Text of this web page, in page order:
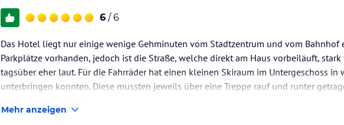
6 / 6
Das Hotel liegt nur einige wenige Gehminuten vom Stadtzentrum und vom Bahnhof
Parkplätze vorhanden, jedoch ist die Straße, welche direkt am Haus vorbeiläuft,
tagsüber eher laut. Für die Fahrräder hat einen kleinen Skiraum im Untergeschoss in
unterbringen konnten. Diese mussten jeweils über eine Treppe rauf und runter
Mehr anzeigen